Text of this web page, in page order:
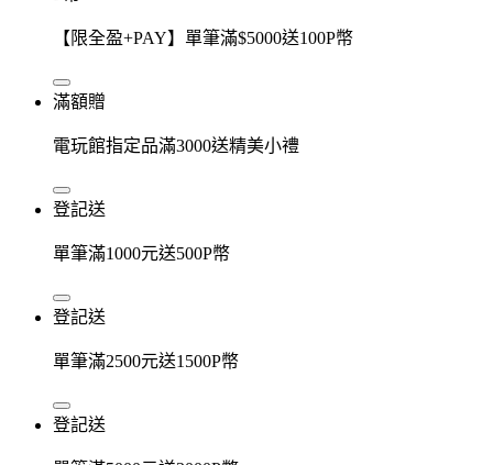
【限全盈+PAY】單筆滿$5000送100P幣
滿額贈
電玩館指定品滿3000送精美小禮
登記送
單筆滿1000元送500P幣
登記送
單筆滿2500元送1500P幣
登記送